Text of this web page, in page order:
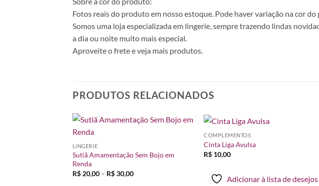
Fotos reais do produto em nosso estoque. Pode haver variação na cor
Somos uma loja especializada em lingerie, sempre trazendo lindas
a dia ou noite muito mais especial.
Aproveite o frete e veja mais produtos.
PRODUTOS RELACIONADOS
desejos
LINGERIE
Sutiã Amamentação Sem Bojo em
Renda
R$20,00 – R$30,00Faixa
COMPLEMENTOS
Cinta Liga Avulsa
R$ 10,00
Adicionar à lista de desejos